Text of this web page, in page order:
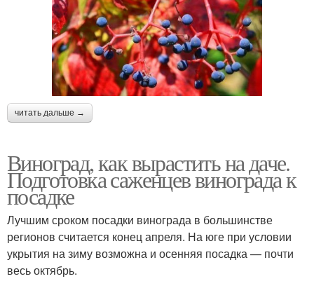
читать дальше →
Виноград, как вырастить на даче.
Подготовка саженцев винограда к
посадке
Лучшим сроком посадки винограда в большинстве
регионов считается конец апреля. На юге при условии
укрытия на зиму возможна и осенняя посадка — почти
весь октябрь.